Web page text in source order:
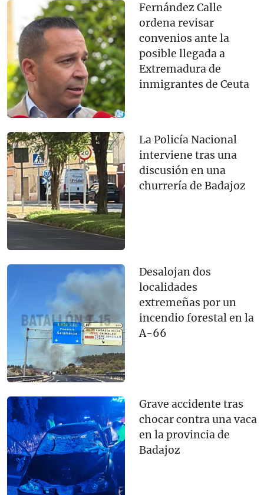
Fernández Calle
ordena revisar
convenios ante la
posible llegada a
Extremadura de
inmigrantes de Ceuta
La Policía Nacional
interviene tras una
discusión en una
churrería de Badajoz
Desalojan dos
localidades
extremeñas por un
incendio forestal en la
A-66
Grave accidente tras
chocar contra una vaca
en la provincia de
Badajoz